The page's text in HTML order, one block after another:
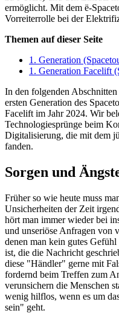
ermöglicht. Mit dem ë-
Vorreiterrolle bei der
Themen auf dieser Seite
1. Generation
1. Generation Facelift
In den folgenden
ersten Generation des
Facelift im Jahr 2024. Wir
Technologiesprünge beim
Digitalisierung, die mit dem
fanden.
Sorgen und
Früher so wie heute muss
Unsicherheiten der Zeit
hört man immer wieder bei
und unseriöse Anfragen von
denen man kein gutes
ist, die die Nachricht
diese "Händler" gerne mit
fordernd beim Treffen zum
verunsichern die Menschen
wenig hilflos, wenn es um
sein" geht.